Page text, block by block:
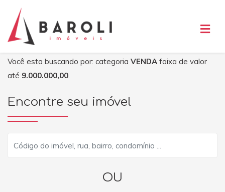
Você esta buscando por: categoria VENDA faixa de valor
até 9.000.000,00
Encontre seu imóvel
OU